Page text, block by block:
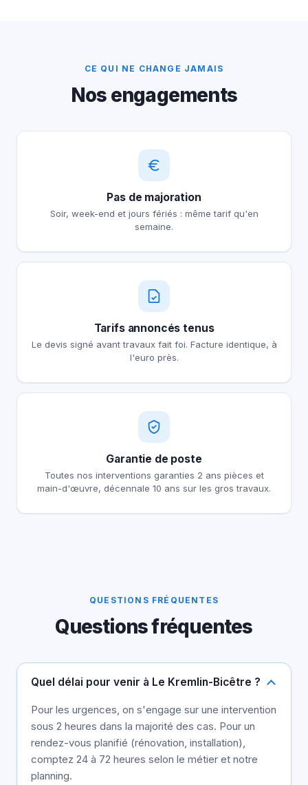
CE QUI NE CHANGE JAMAIS
Nos engagements
Pas de majoration
Soir, week-end et jours fériés : même tarif qu'en
semaine.
Tarifs annoncés tenus
Le devis signé avant travaux fait foi. Facture identique, à
l'euro près.
Garantie de poste
Toutes nos interventions garanties 2 ans pièces et
main-d'œuvre, décennale 10 ans sur les gros travaux.
QUESTIONS FRÉQUENTES
Questions fréquentes
Quel délai pour venir à Le Kremlin-Bicêtre ?
Pour les urgences, on s'engage sur une intervention
sous 2 heures dans la majorité des cas. Pour un
rendez-vous planifié (rénovation, installation),
comptez 24 à 72 heures selon le métier et notre
planning.